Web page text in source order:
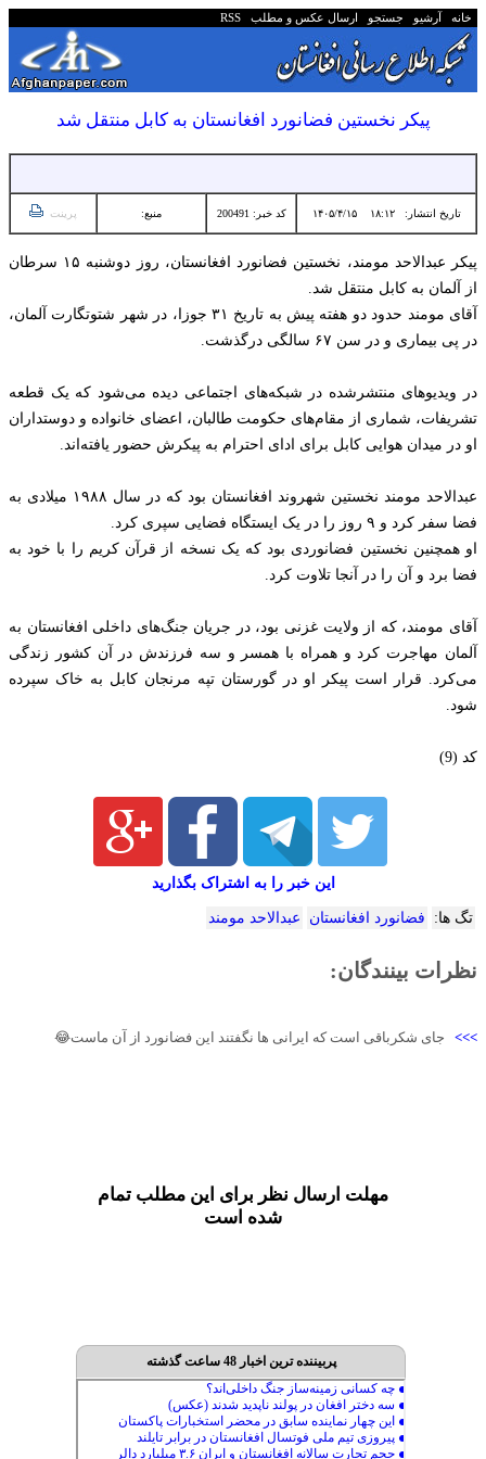
خانه آرشیو جستجو ارسال عکس و مطلب RSS
پیکر نخستین فضانورد افغانستان به کابل منتقل شد
تاریخ انتشار:۱۸:۱۲ ۱۴۰۵/۴/۱۵ کد خبر: 200491 منبع: پرینت
پیکر عبدالاحد مومند، نخستین فضانورد افغانستان، روز دوشنبه ۱۵ سرطان
از آلمان به کابل منتقل شد.
آقای مومند حدود دو هفته پیش به تاریخ ۳۱ جوزا، در شهر شتوتگارت آلمان،
در پی بیماری و در سن ۶۷ سالگی درگذشت.
در ویدیوهای منتشرشده در شبکه‌های اجتماعی دیده می‌شود که یک قطعه
تشریفات، شماری از مقام‌های حکومت طالبان، اعضای خانواده و دوستداران
او در میدان هوایی کابل برای ادای احترام به پیکرش حضور یافته‌اند.
عبدالاحد مومند نخستین شهروند افغانستان بود که در سال ۱۹۸۸ میلادی به
فضا سفر کرد و ۹ روز را در یک ایستگاه فضایی سپری کرد.
او همچنین نخستین فضانوردی بود که یک نسخه از قرآن کریم را با خود به
فضا برد و آن را در آنجا تلاوت کرد.
آقای مومند، که از ولایت غزنی بود، در جریان جنگ‌های داخلی افغانستان به
آلمان مهاجرت کرد و همراه با همسر و سه فرزندش در آن کشور زندگی
می‌کرد. قرار است پیکر او در گورستان تپه مرنجان کابل به خاک سپرده
شود.
کد (9)
این خبر را به اشتراک بگذارید
تگ ها: فضانورد افغانستان عبدالاحد مومند
نظرات بینندگان:
>>> جای شکرباقی است که ایرانی ها نگفتند این فضانورد از آن ماست😂
مهلت ارسال نظر برای این مطلب تمام
شده است
پربیننده ترین اخبار 48 ساعت گذشته